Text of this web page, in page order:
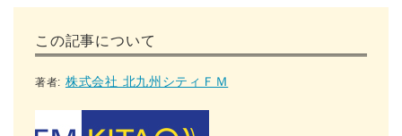
この記事について
著者: 株式会社 北九州シティＦＭ